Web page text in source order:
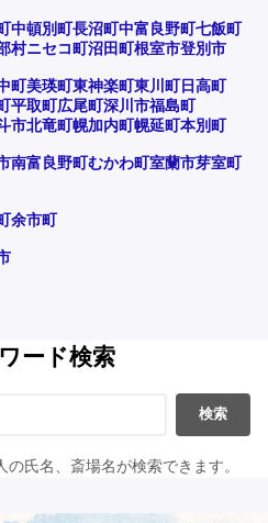
中頓別町長沼町中富良野町七飯町
村ニセコ町沼田町根室市登別市
町美瑛町東神楽町東川町日高町
平取町広尾町深川市福島町
市北竜町幌加内町幌延町本別町
南富良野町むかわ町室蘭市芽室町
余市町
ード検索
検索
氏名、斎場名が検索できます。